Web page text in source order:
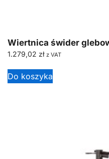
Wiertnica świder
1.279,02 zł z VAT
Do koszyka